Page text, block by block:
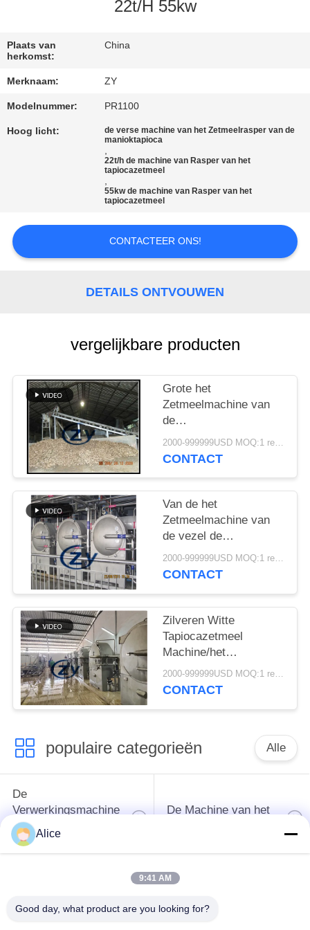
ONS
VERZOEK
SITEMAP
22t/H 55kw
Plaats van
herkomst:
China
Merknaam: ZY
Modelnummer: PR1100
Hoog licht:
de verse machine van het Zetmeelrasper van de
manioktapioca
,
22t/h de machine van Rasper van het
tapiocazetmeel
,
55kw de machine van Rasper van het
tapiocazetmeel
CONTACTEER ONS!
DETAILS ONTVOUWEN
vergelijkbare producten
Grote het
Zetmeelmachine van
de
Capaciteitstapioca/de
Roterende
2000-999999USD MOQ:1 reeks
CONTACT
Van de het
Zetmeelmachine van
de vezel de
Ontwaterende Tapioca
Centrifugaal
2000-999999USD MOQ:1 reeks
CONTACT
Zilveren Witte
Tapiocazetmeel
Machine/het
Ontwateren Zeven
Multi Functioneel
2000-999999USD MOQ:1 reeks
CONTACT
populaire categorieën Alle
De
Verwerkingsmachine
van het
maniokzetmeel
De Machine van het
De
van de maniokbloem
Alice
9:41 AM
Good day, what product are you looking for?